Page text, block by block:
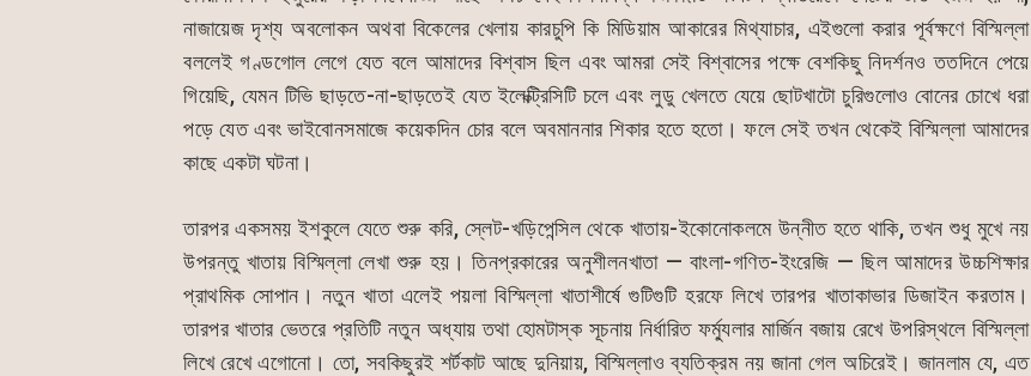
নাজায়েজ দৃশ্য অবলোকন অথবা বিকেলের খেলায় কারচুপি কি মিডিয়াম আকারের মিথ্যাচার, এইগুলো করার পূর্বক্ষণে বিস্মিল্লা
বললেই গণ্ডগোল লেগে যেত বলে আমাদের বিশ্বাস ছিল এবং আমরা সেই বিশ্বাসের পক্ষে বেশকিছু নিদর্শনও ততদিনে পেয়ে
গিয়েছি, যেমন টিভি ছাড়তে-না-ছাড়তেই যেত ইলেক্ট্রিসিটি চলে এবং লুডু খেলতে যেয়ে ছোটখাটো চুরিগুলোও বোনের চোখে ধরা
পড়ে যেত এবং ভাইবোনসমাজে কয়েকদিন চোর বলে অবমাননার শিকার হতে হতো। ফলে সেই তখন থেকেই বিস্মিল্লা আমাদের
কাছে একটা ঘটনা।
তারপর একসময় ইশকুলে যেতে শুরু করি, স্লেট-খড়িপেন্সিল থেকে খাতায়-ইকোনোকলমে উন্নীত হতে থাকি, তখন শুধু মুখে নয়
উপরন্তু খাতায় বিস্মিল্লা লেখা শুরু হয়। তিনপ্রকারের অনুশীলনখাতা — বাংলা-গণিত-ইংরেজি — ছিল আমাদের উচ্চশিক্ষার
প্রাথমিক সোপান। নতুন খাতা এলেই পয়লা বিস্মিল্লা খাতাশীর্ষে গুটিগুটি হরফে লিখে তারপর খাতাকাভার ডিজাইন করতাম।
তারপর খাতার ভেতরে প্রতিটি নতুন অধ্যায় তথা হোমটাস্ক সূচনায় নির্ধারিত ফর্ম্যুলার মার্জিন বজায় রেখে উপরিস্থলে বিস্মিল্লা
লিখে রেখে এগোনো। তো, সবকিছুরই শর্টকাট আছে দুনিয়ায়, বিস্মিল্লাও ব্যতিক্রম নয় জানা গেল অচিরেই। জানলাম যে, এত